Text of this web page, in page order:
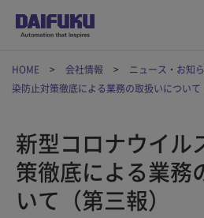
HOME 会社情報 ニュース・お知
染防止対策徹底による業務の取扱いについて
新型コロナウイル
策徹底による業務
いて（第三報）